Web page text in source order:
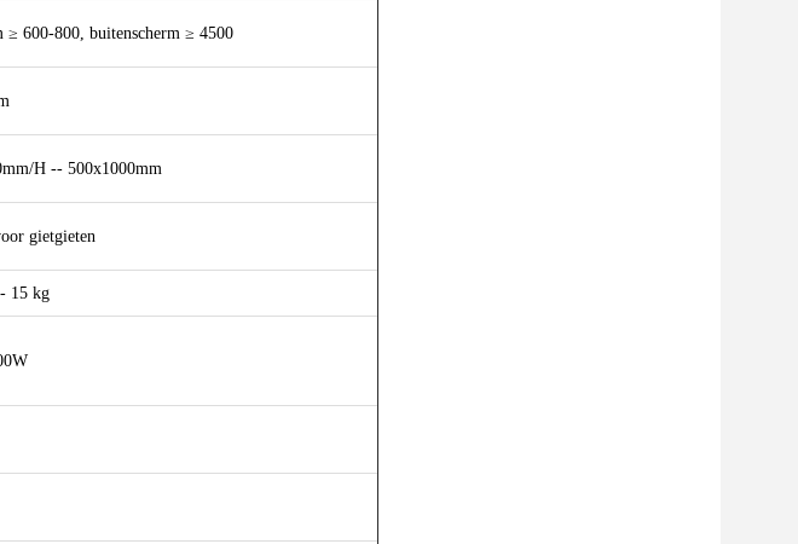
≥ 600-800, buitenscherm ≥ 4500
H -- 500x1000mm
gietgieten
15 kg